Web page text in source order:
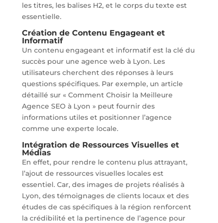
les titres, les balises H2, et le corps du texte est
essentielle.
Création de Contenu Engageant et
Informatif
Un contenu engageant et informatif est la clé du
succès pour une agence web à Lyon. Les
utilisateurs cherchent des réponses à leurs
questions spécifiques. Par exemple, un article
détaillé sur « Comment Choisir la Meilleure
Agence SEO à Lyon » peut fournir des
informations utiles et positionner l’agence
comme une experte locale.
Intégration de Ressources Visuelles et
Médias
En effet, pour rendre le contenu plus attrayant,
l’ajout de ressources visuelles locales est
essentiel. Car, des images de projets réalisés à
Lyon, des témoignages de clients locaux et des
études de cas spécifiques à la région renforcent
la crédibilité et la pertinence de l’agence pour